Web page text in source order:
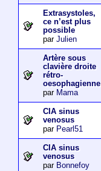
Extrasystoles,
ce n’est plus
possible
par Julien
Artère sous
clavière droite
rétro-
oesophagienne
par Mama
CIA sinus
venosus
par Pearl51
CIA sinus
venosus
par Bonnefoy